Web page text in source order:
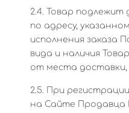
2.4. Товар
по адресу,
исполнения заказа
вида и наличия
от места доставки,
2.5. При
на Сайте Продавца